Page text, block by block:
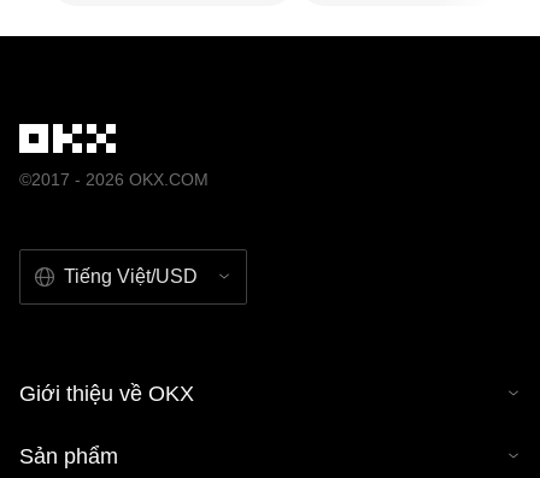
©2017 - 2026 OKX.COM
Tiếng Việt/USD
Giới thiệu về OKX
Sản phẩm